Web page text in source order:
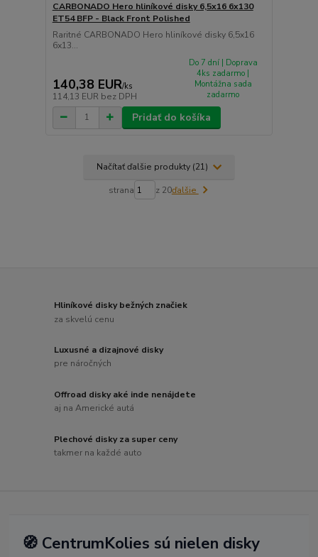
CARBONADO Hero hliníkové disky 6,5x16 6x130
ET54 BFP - Black Front Polished
Raritné CARBONADO Hero hliníkové disky 6,5x16
6x13...
140,38 EUR/ks
114,13 EUR bez DPH
Do 7 dní | Doprava
4ks zadarmo |
Montážna sada
zadarmo
Pridať do košíka
Načítať ďalšie produkty (21)
strana z 20ďalšie
Hliníkové disky bežných značiek
za skvelú cenu
Luxusné a dizajnové disky
pre náročných
Offroad disky aké inde nenájdete
aj na Americké autá
Plechové disky za super ceny
takmer na každé auto
🧭 CentrumKolies sú nielen disky